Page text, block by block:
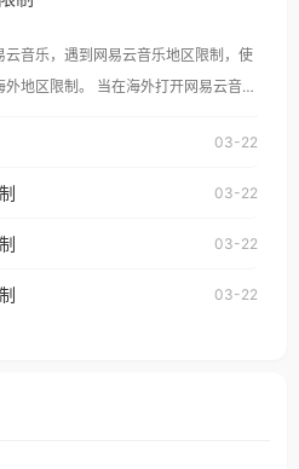
台一样，出现地区及版权限制问题，且
遇到这个问题的朋友们，
速器，即可解决「海外用户收听腾讯
加拿大、澳大利亚、欧洲等国家和地区
云音乐，遇到网易云音乐地区限制，使
当在海外打开网易云音
台湾、美
澳大利亚、欧洲等国家和地区时，网易
国大陆地区播放。 遇到这个问题
音乐地区版权限制」的问题，无论人在
03-22
03-22
03-22
03-22